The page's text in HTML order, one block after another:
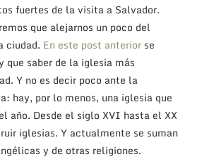
fuertes de la visita a Salvador.
que alejarnos un poco del
ciudad. En este post anterior se
que saber de la iglesia más
Y no es decir poco ante la
hay, por lo menos, una iglesia que
año. Desde el siglo XVI hasta el XX
iglesias. Y actualmente se suman
y de otras religiones.